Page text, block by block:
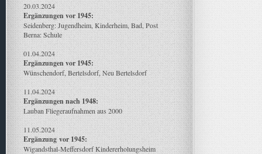
20.03.2024
Ergänzungen vor 1945:
Seidenberg: Jugendheim, Kinderheim, Bad, Post
Berna: Schule
01.04.2024
Ergänzungen vor 1945:
Wünschendorf, Bertelsdorf, Neu Bertelsdorf
11.04.2024
Ergänzungen nach 1948:
Lauban Fliegeraufnahmen aus 2000
11.05.2024
Ergänzungvor 1945:
Wigandsthal-Meffersdorf Kindererholungsheim